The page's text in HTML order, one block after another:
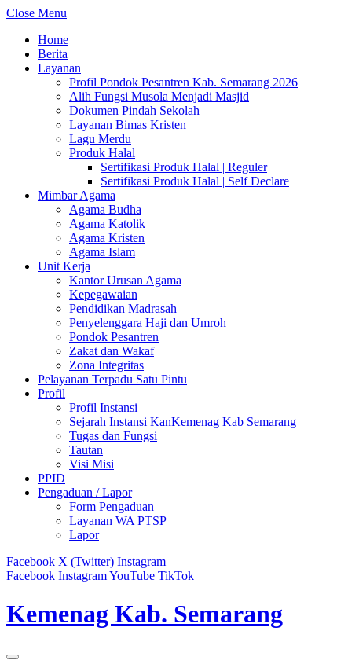
Close Menu
Home
Berita
Layanan
Profil Pondok Pesantren Kab. Semarang 2026
Alih Fungsi Musola Menjadi Masjid
Dokumen Pindah Sekolah
Layanan Bimas Kristen
Lagu Merdu
Produk Halal
Sertifikasi Produk Halal | Reguler
Sertifikasi Produk Halal | Self Declare
Mimbar Agama
Agama Budha
Agama Katolik
Agama Kristen
Agama Islam
Unit Kerja
Kantor Urusan Agama
Kepegawaian
Pendidikan Madrasah
Penyelenggara Haji dan Umroh
Pondok Pesantren
Zakat dan Wakaf
Zona Integritas
Pelayanan Terpadu Satu Pintu
Profil
Profil Instansi
Sejarah Instansi KanKemenag Kab Semarang
Tugas dan Fungsi
Tautan
Visi Misi
PPID
Pengaduan / Lapor
Form Pengaduan
Layanan WA PTSP
Lapor
Facebook X (Twitter) Instagram
Facebook InstagramYouTube TikTok
Kemenag Kab. Semarang